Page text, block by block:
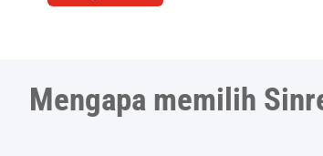
Mengapa memilih